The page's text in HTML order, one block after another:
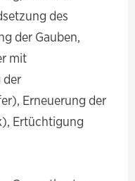
des
der Gauben,
mit
der
Erneuerung der
Ertüchtigung